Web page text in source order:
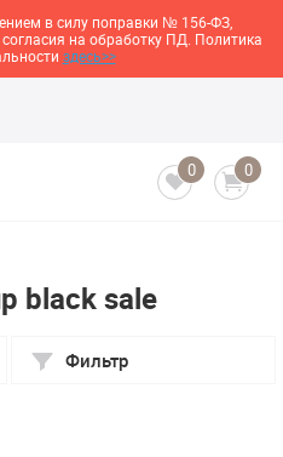
в силу поправки № 156-ФЗ,
на обработку ПД. Политика
здесь>>
0 0
black sale
Фильтр